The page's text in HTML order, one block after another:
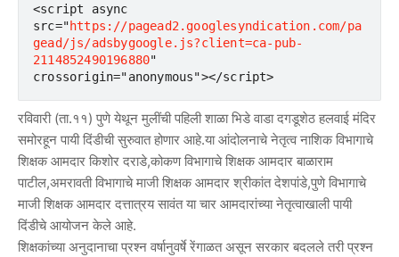
<script async
src="https://pagead2.googlesyndication.com/pa
gead/js/adsbygoogle.js?client=ca-pub-
2114852490196880"
crossorigin="anonymous"></script>
रविवारी (ता.११) पुणे येथून मुलींची पहिली शाळा भिडे वाडा दगडूशेठ हलवाई मंदिर
समोरहून पायी दिंडीची सुरुवात होणार आहे.या आंदोलनाचे नेतृत्व नाशिक विभागाचे
शिक्षक आमदार किशोर दराडे,कोकण विभागाचे शिक्षक आमदार बाळाराम
पाटील,अमरावती विभागाचे माजी शिक्षक आमदार श्रीकांत देशपांडे,पुणे विभागाचे
माजी शिक्षक आमदार दत्तात्रय सावंत या चार आमदारांच्या नेतृत्वाखाली पायी
दिंडीचे आयोजन केले आहे.
शिक्षकांच्या अनुदानाचा प्रश्न वर्षानुवर्षे रेंगाळत असून सरकार बदलले तरी प्रश्न